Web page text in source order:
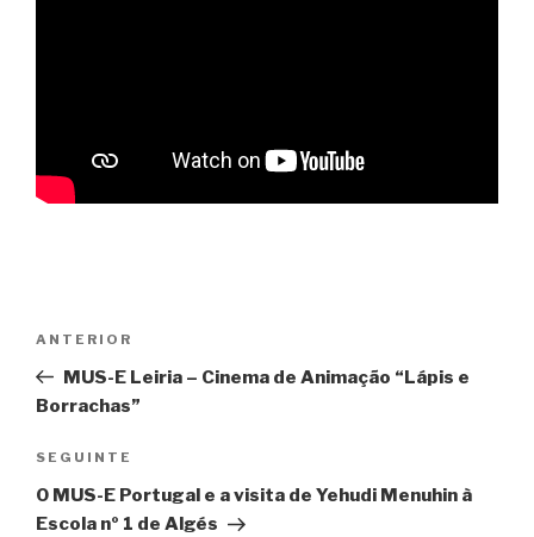
artigos
Conteúdo
anterior
ANTERIOR
MUS-E Leiria – Cinema de Animação “Lápis e
Borrachas”
Conteúdo
seguinte
SEGUINTE
O MUS-E Portugal e a visita de Yehudi Menuhin à
Escola nº 1 de Algés